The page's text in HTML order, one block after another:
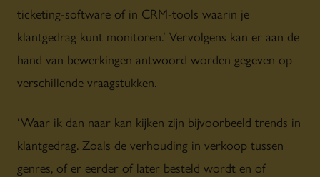
ticketing-software of in CRM-tools waarin je
klantgedrag kunt monitoren.’ Vervolgens kan er aan de
hand van bewerkingen antwoord worden gegeven op
verschillende vraagstukken.
‘Waar ik dan naar kan kijken zijn bijvoorbeeld trends in
klantgedrag. Zoals de verhouding in verkoop tussen
genres, of er eerder of later besteld wordt en of